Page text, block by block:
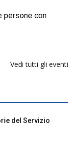
persone con
Vedi tutti gli eventi
del Servizio